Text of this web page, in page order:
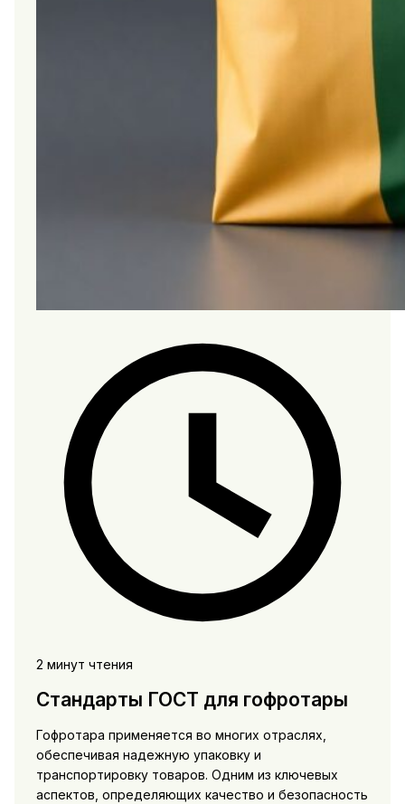
2 минут чтения
Стандарты ГОСТ для гофротары
Гофротара применяется во многих отраслях,
обеспечивая надежную упаковку и
транспортировку товаров. Одним из ключевых
аспектов, определяющих качество и безопасность